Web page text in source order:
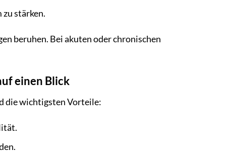
stärken.
beruhen. Bei akuten oder chronischen
einen Blick
die wichtigsten Vorteile: